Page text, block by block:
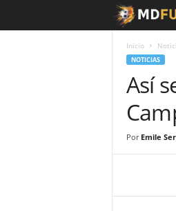
Inicio
NOTICIAS
Así
Por Emile